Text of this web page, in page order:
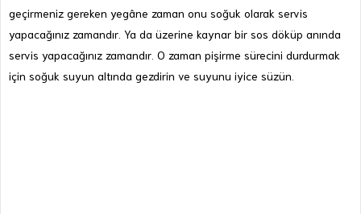
geçirmeniz gereken yegâne zaman onu soğuk olarak servis
yapacağınız zamandır. Ya da üzerine kaynar bir sos döküp anında
servis yapacağınız zamandır. O zaman pişirme sürecini durdurmak
için soğuk suyun altında gezdirin ve suyunu iyice süzün.